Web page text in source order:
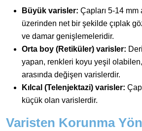
Büyük varisler: Çapları 5-14 mm
üzerinden net bir şekilde çıplak
ve damar genişlemeleridir.
Orta boy (Retiküler) varisler:
yapan, renkleri koyu yeşil
arasında değişen varislerdir.
Kılcal (Telenjektazi) varisler:
küçük olan varislerdir.
Varisten Korunma